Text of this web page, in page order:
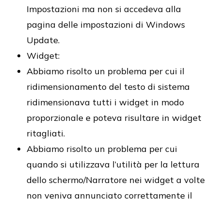
Impostazioni ma non si accedeva alla
pagina delle impostazioni di Windows
Update.
Widget:
Abbiamo risolto un problema per cui il
ridimensionamento del testo di sistema
ridimensionava tutti i widget in modo
proporzionale e poteva risultare in widget
ritagliati.
Abbiamo risolto un problema per cui
quando si utilizzava l’utilità per la lettura
dello schermo/Narratore nei widget a volte
non veniva annunciato correttamente il